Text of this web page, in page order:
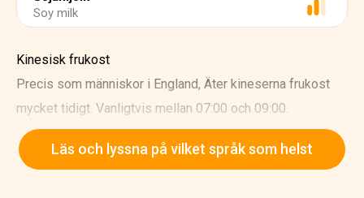
Soy milk
Kinesisk frukost
Precis som människor i England, Äter kineserna frukost
mycket tidigt. Vanligtvis mellan 07:00 och 09:00.
Läs och lyssna på vilket språk som helst